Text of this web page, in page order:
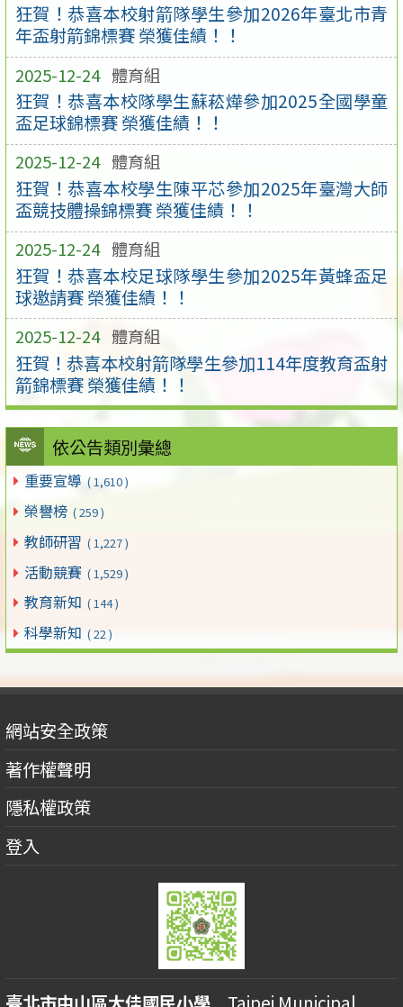
狂賀！恭喜本校射箭隊學生參加2026年臺北市青
年盃射箭錦標賽 榮獲佳績！！
2025-12-24 體育組
狂賀！恭喜本校隊學生蘇菘燁參加2025全國學童
盃足球錦標賽 榮獲佳績！！
2025-12-24 體育組
狂賀！恭喜本校學生陳平芯參加2025年臺灣大師
盃競技體操錦標賽 榮獲佳績！！
2025-12-24 體育組
狂賀！恭喜本校足球隊學生參加2025年黃蜂盃足
球邀請賽 榮獲佳績！！
2025-12-24 體育組
狂賀！恭喜本校射箭隊學生參加114年度教育盃射
箭錦標賽 榮獲佳績！！
依公告類別彙總
重要宣導 ( 1,610 )
榮譽榜 ( 259 )
教師研習 ( 1,227 )
活動競賽 ( 1,529 )
教育新知 ( 144 )
科學新知 ( 22 )
網站安全政策
著作權聲明
隱私權政策
登入